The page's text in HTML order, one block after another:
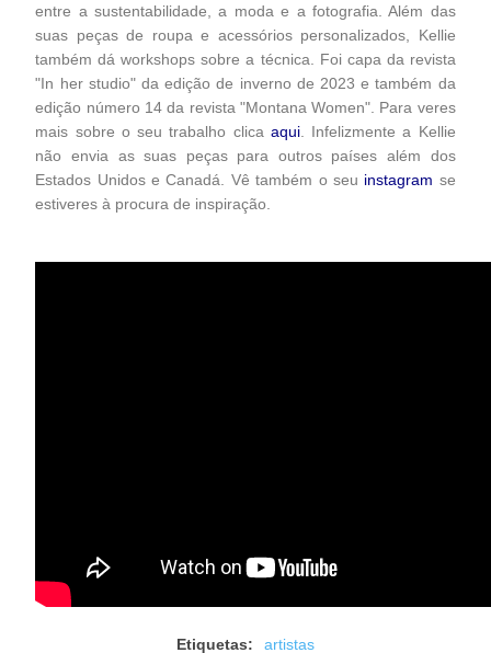
entre a sustentabilidade, a moda e a fotografia. Além das
suas peças de roupa e acessórios personalizados, Kellie
também dá workshops sobre a técnica. Foi capa da revista
"In her studio" da edição de inverno de 2023 e também da
edição número 14 da revista "Montana Women". Para veres
mais sobre o seu trabalho clica aqui. Infelizmente a Kellie
não envia as suas peças para outros países além dos
Estados Unidos e Canadá. Vê também o seu instagram se
estiveres à procura de inspiração.
Etiquetas: artistas